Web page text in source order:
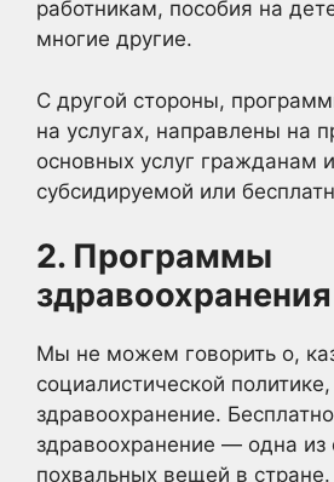
работникам, пособия на
многие другие.
С другой стороны,
на услугах, направлены на
основных услуг гражданам
субсидируемой или
2. Программы
здравоохранения
Мы не можем говорить о,
социалистической
здравоохранение.
здравоохранение — одна
похвальных вещей в стране.